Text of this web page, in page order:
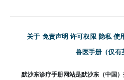
关于 免责声明 许可权限 隐私 使
兽医手册（仅有
默沙东诊疗手册网站是默沙东（中国